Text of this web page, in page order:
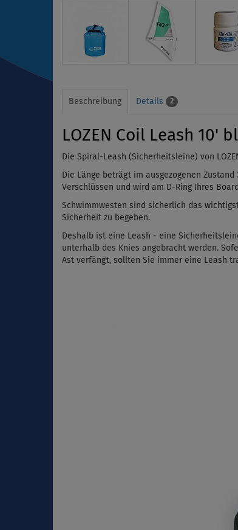
Beschreibung Details 2
LOZEN Coil Leash 10'
Die Spiral-Leash (Sicherheitsleine) von
Die Länge beträgt im ausgezogenen
Verschlüssen und wird am D-Ring Ihres
Schwimmwesten sind sicherlich das
Sicherheit zu begeben.
Deshalb ist eine Leash - eine
unterhalb des Knies angebracht werden.
Ast verfängt, sollten Sie immer eine Leash